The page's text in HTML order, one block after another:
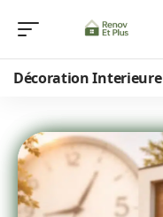
Décoration Interieure